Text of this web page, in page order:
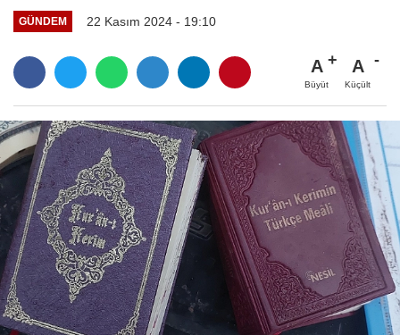
GÜNDEM 22 Kasım 2024 - 19:10
A
Büyüt
A
Küçült